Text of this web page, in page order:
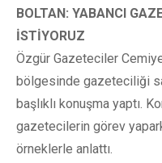
BOLTAN: YABANCI
İSTİYORUZ
Özgür Gazeteciler
bölgesinde gazeteciliği
başlıklı konuşma yaptı.
gazetecilerin görev
örneklerle anlattı.